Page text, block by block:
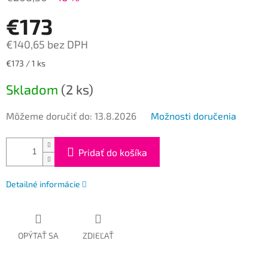
€173
€140,65 bez DPH
Jednotková
€173 / 1 ks
Skladom (2 ks)
Môžeme doručiť do: 13.8.2026 Možnosti doručenia
Pridať do košíka
Detailné informácie
OPÝTAŤ SA ZDIEĽAŤ